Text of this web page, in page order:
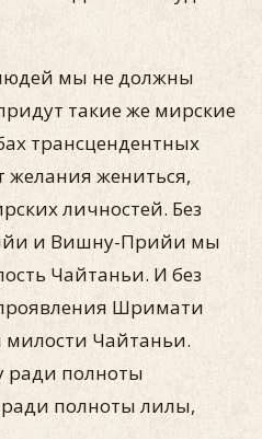
мы не должны
такие же мирские
трансцендентных
желания жениться,
личностей. Без
и Вишну-Прийи мы
Чайтаньи. И без
Шримати
милости Чайтаньи.
ради полноты
полноты лилы,